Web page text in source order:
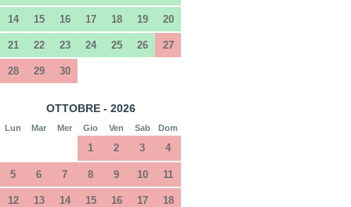
14 15 16 17 18 19 20
21 22 23 24 25 26 27
28 29 30
OTTOBRE - 2026
Lun Mar Mer Gio Ven Sab Dom
1 2 3 4
5 6 7 8 9 10 11
12 13 14 15 16 17 18